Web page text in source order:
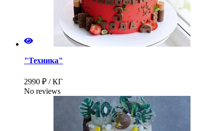
"Техника"
2990 ₽ / КГ
No reviews